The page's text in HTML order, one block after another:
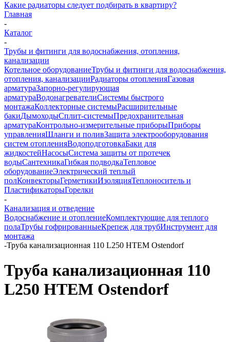
Какие радиаторы следует подбирать в квартиру?
Главная
-
Каталог
-
Трубы и фитинги для водоснабжения, отопления,
канализации
Котельное оборудованиеТрубы и фитинги для водоснабжения,
отопления, канализацииРадиаторы отопленияГазовая
арматураЗапорно-регулирующая
арматураВодонагревателиСистемы быстрого
монтажаКоллекторные системыРасширительные
бакиДымоходыСплит-системыПредохранительная
арматураКонтрольно-измерительные приборыПриборы
управленияШланги и поливЗащита электрооборудования
систем отопленияВодоподготовкаБаки для
жидкостейНасосыСистема защиты от протечек
водыСантехникаГибкая подводкаТепловое
оборудованиеЭлектрический теплый
полКонвекторыГерметикиИзоляцияТеплоноситель и
ПластификаторыГорелки
-
Канализация и отведение
Водоснабжение и отоплениеКомплектующие для теплого
полаТрубы гофрированныеКрепеж для трубИнструмент для
монтажа
-Труба канализационная 110 L250 HTEM Ostendorf
Труба канализационная 110
L250 HTEM Ostendorf